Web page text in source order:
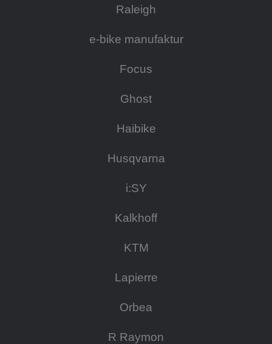
Raleigh
e-bike manufaktur
Focus
Ghost
Haibike
Husqvarna
i:SY
Kalkhoff
KTM
Lapierre
Orbea
R Raymon